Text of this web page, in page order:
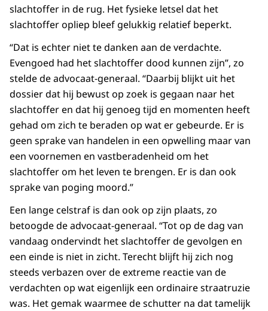
slachtoffer in de rug. Het fysieke letsel dat het
slachtoffer opliep bleef gelukkig relatief beperkt.
“Dat is echter niet te danken aan de verdachte.
Evengoed had het slachtoffer dood kunnen zijn”, zo
stelde de advocaat-generaal. “Daarbij blijkt uit het
dossier dat hij bewust op zoek is gegaan naar het
slachtoffer en dat hij genoeg tijd en momenten heeft
gehad om zich te beraden op wat er gebeurde. Er is
geen sprake van handelen in een opwelling maar van
een voornemen en vastberadenheid om het
slachtoffer om het leven te brengen. Er is dan ook
sprake van poging moord.”
Een lange celstraf is dan ook op zijn plaats, zo
betoogde de advocaat-generaal. “Tot op de dag van
vandaag ondervindt het slachtoffer de gevolgen en
een einde is niet in zicht. Terecht blijft hij zich nog
steeds verbazen over de extreme reactie van de
verdachten op wat eigenlijk een ordinaire straatruzie
was. Het gemak waarmee de schutter na dat tamelijk